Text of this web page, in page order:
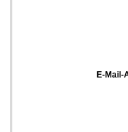
E-Mail-